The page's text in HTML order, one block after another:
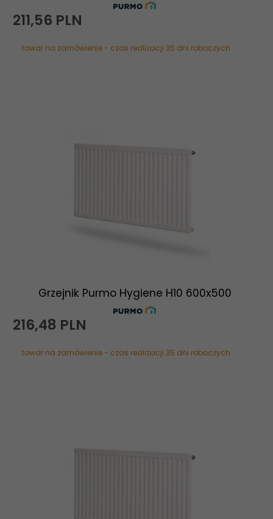
211,56 PLN
towar na zamówienie - czas realizacji 35 dni roboczych
Grzejnik Purmo Hygiene H10 600x500
216,48 PLN
towar na zamówienie - czas realizacji 35 dni roboczych